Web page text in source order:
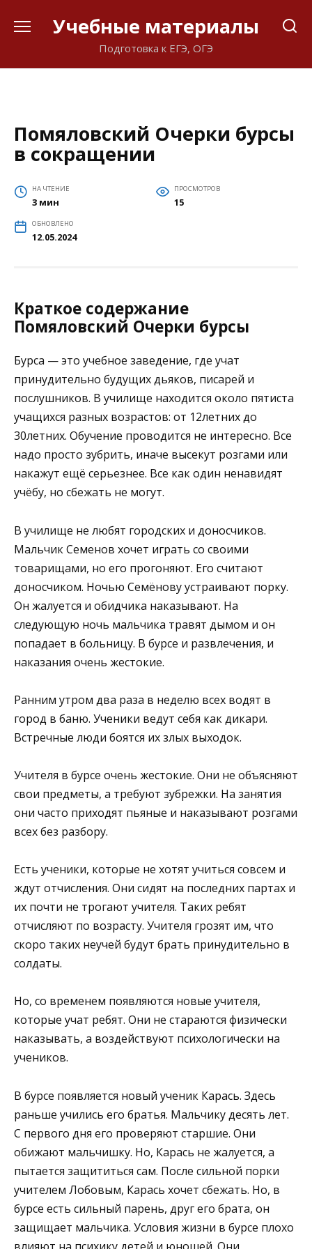
Учебные материалы
Подготовка к ЕГЭ, ОГЭ
Помяловский Очерки бурсы
в сокращении
НА ЧТЕНИЕ
3 мин
ПРОСМОТРОВ
15
ОБНОВЛЕНО
12.05.2024
Краткое содержание
Помяловский Очерки бурсы
Бурса — это учебное заведение, где учат
принудительно будущих дьяков, писарей и
послушников. В училище находится около пятиста
учащихся разных возрастов: от 12летних до
30летних. Обучение проводится не интересно. Все
надо просто зубрить, иначе высекут розгами или
накажут ещё серьезнее. Все как один ненавидят
учёбу, но сбежать не могут.
В училище не любят городских и доносчиков.
Мальчик Семенов хочет играть со своими
товарищами, но его прогоняют. Его считают
доносчиком. Ночью Семёнову устраивают порку.
Он жалуется и обидчика наказывают. На
следующую ночь мальчика травят дымом и он
попадает в больницу. В бурсе и развлечения, и
наказания очень жестокие.
Ранним утром два раза в неделю всех водят в
город в баню. Ученики ведут себя как дикари.
Встречные люди боятся их злых выходок.
Учителя в бурсе очень жестокие. Они не объясняют
свои предметы, а требуют зубрежки. На занятия
они часто приходят пьяные и наказывают розгами
всех без разбору.
Есть ученики, которые не хотят учиться совсем и
ждут отчисления. Они сидят на последних партах и
их почти не трогают учителя. Таких ребят
отчисляют по возрасту. Учителя грозят им, что
скоро таких неучей будут брать принудительно в
солдаты.
Но, со временем появляются новые учителя,
которые учат ребят. Они не стараются физически
наказывать, а воздействуют психологически на
учеников.
В бурсе появляется новый ученик Карась. Здесь
раньше учились его братья. Мальчику десять лет.
С первого дня его проверяют старшие. Они
обижают мальчишку. Но, Карась не жалуется, а
пытается защититься сам. После сильной порки
учителем Лобовым, Карась хочет сбежать. Но, в
бурсе есть сильный парень, друг его брата, он
защищает мальчика. Условия жизни в бурсе плохо
влияют на психику детей и юношей. Они